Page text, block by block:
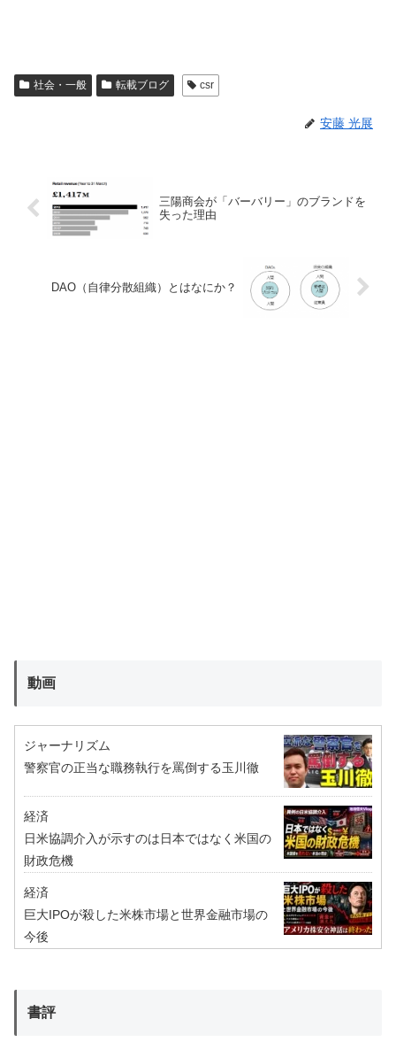
社会・一般 転載ブログ csr
安藤 光展
三陽商会が「バーバリー」のブランドを
失った理由
DAO（自律分散組織）とはなにか？
動画
ジャーナリズム
警察官の正当な職務執行を罵倒する玉川徹
経済
日米協調介入が示すのは日本ではなく米国の
財政危機
経済
巨大IPOが殺した米株市場と世界金融市場の
今後
書評